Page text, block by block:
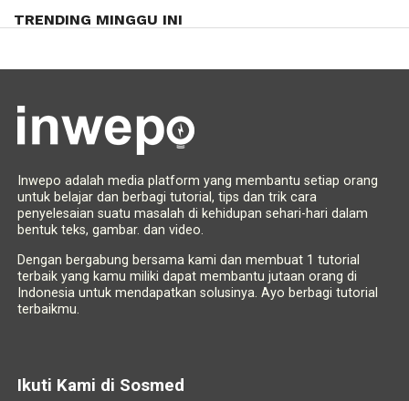
TRENDING MINGGU INI
Inwepo adalah media platform yang membantu setiap orang
untuk belajar dan berbagi tutorial, tips dan trik cara
penyelesaian suatu masalah di kehidupan sehari-hari dalam
bentuk teks, gambar. dan video.
Dengan bergabung bersama kami dan membuat 1 tutorial
terbaik yang kamu miliki dapat membantu jutaan orang di
Indonesia untuk mendapatkan solusinya. Ayo berbagi tutorial
terbaikmu.
Ikuti Kami di Sosmed